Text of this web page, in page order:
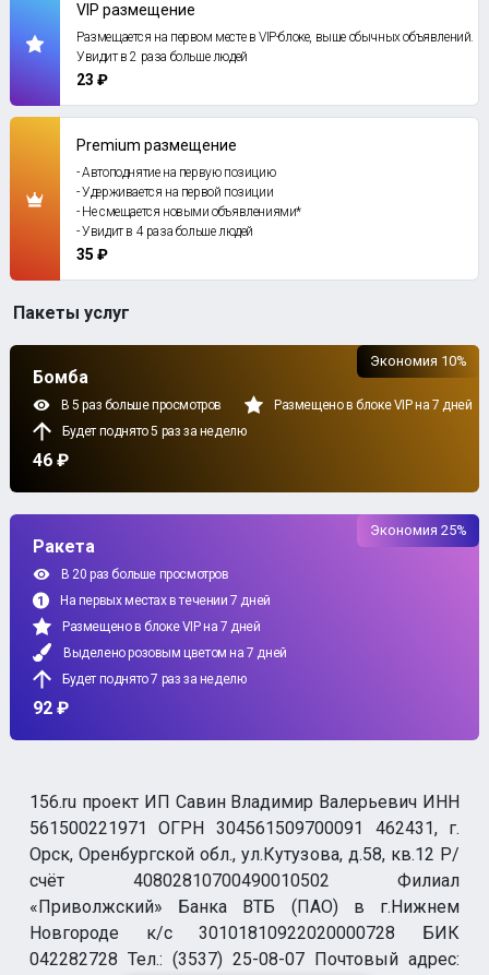
VIP размещение
Размещается на первом месте в VIP-блоке, выше обычных объявлений.
Увидит в 2 раза больше людей
23 ₽
Premium размещение
- Автоподнятие на первую позицию
- Удерживается на первой позиции
- Не смещается новыми объявлениями*
- Увидит в 4 раза больше людей
35 ₽
Пакеты услуг
Бомба
В 5 раз больше просмотров
Размещено в блоке VIP на 7 дней
Будет поднято 5 раз за неделю
46 ₽
Экономия 10%
Ракета
В 20 раз больше просмотров
На первых местах в течении 7 дней
Размещено в блоке VIP на 7 дней
Выделено розовым цветом на 7 дней
Будет поднято 7 раз за неделю
92 ₽
Экономия 25%
156.ru проект ИП Савин Владимир Валерьевич ИНН
561500221971 ОГРН 304561509700091 462431, г.
Орск, Оренбургской обл., ул.Кутузова, д.58, кв.12 Р/
счёт 40802810700490010502 Филиал
«Приволжский» Банка ВТБ (ПАО) в г.Нижнем
Новгороде к/с 30101810922020000728 БИК
042282728 Тел.: (3537) 25-08-07 Почтовый адрес: